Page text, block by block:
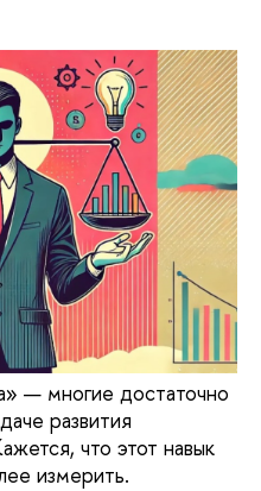
— многие достаточно
развития
что этот навык
измерить.